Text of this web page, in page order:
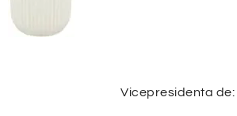
Vicepresidenta de: